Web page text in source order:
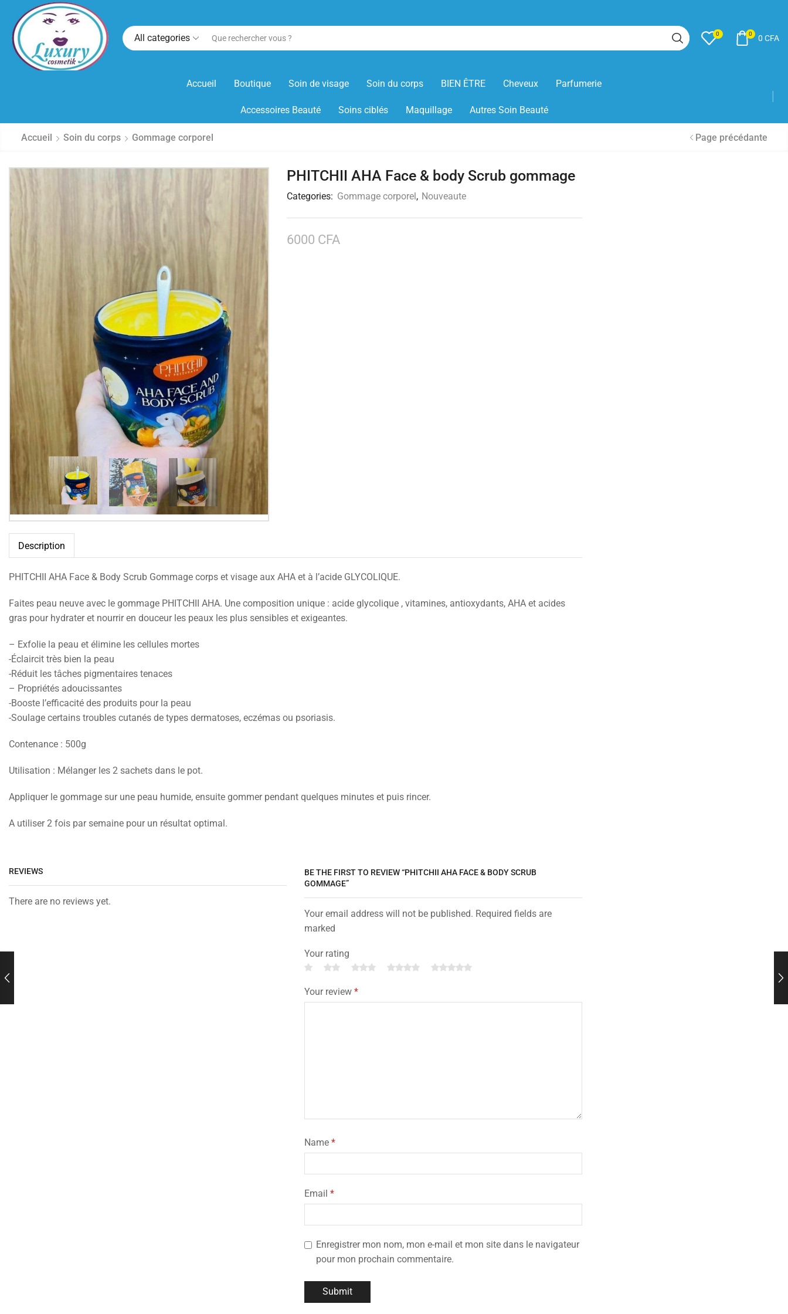
All categories 0 0 0 CFA
Accueil Boutique Soin de visage Soin du corps BIEN ÊTRE Cheveux Parfumerie
Accessoires Beauté Soins ciblés Maquillage Autres Soin Beauté
Accueil Soin du corps Gommage corporel Page précédante
PHITCHII AHA Face & body Scrub gommage
Categories: Gommage corporel, Nouveaute
6000 CFA
Description
PHITCHII AHA Face & Body Scrub Gommage corps et visage aux AHA et à l’acide GLYCOLIQUE.
Faites peau neuve avec le gommage PHITCHII AHA. Une composition unique : acide glycolique , vitamines, antioxydants, AHA et acides
gras pour hydrater et nourrir en douceur les peaux les plus sensibles et exigeantes.
– Exfolie la peau et élimine les cellules mortes
-Éclaircit très bien la peau
-Réduit les tâches pigmentaires tenaces
– Propriétés adoucissantes
-Booste l’efficacité des produits pour la peau
-Soulage certains troubles cutanés de types dermatoses, eczémas ou psoriasis.
Contenance : 500g
Utilisation : Mélanger les 2 sachets dans le pot.
Appliquer le gommage sur une peau humide, ensuite gommer pendant quelques minutes et puis rincer.
A utiliser 2 fois par semaine pour un résultat optimal.
REVIEWS
There are no reviews yet.
BE THE FIRST TO REVIEW “PHITCHII AHA FACE & BODY SCRUB
GOMMAGE”
Your email address will not be published. Required fields are
marked
Your rating
Your review *
Name *
Email *
Enregistrer mon nom, mon e-mail et mon site dans le navigateur
pour mon prochain commentaire.